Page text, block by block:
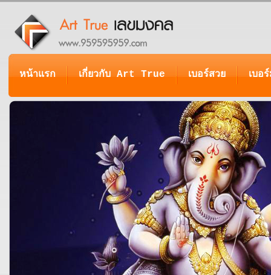
หน้าแรก เกี่ยวกับ Art True เบอร์สวย เบอ